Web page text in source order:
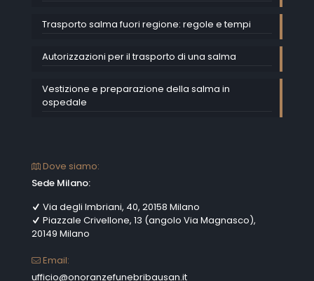
Trasporto salma fuori regione: regole e tempi
Autorizzazioni per il trasporto di una salma
Vestizione e preparazione della salma in
ospedale
Dove siamo:
Sede Milano:
Via degli Imbriani, 40, 20158 Milano
Piazzale Crivellone, 13 (angolo Via Magnasco),
20149 Milano
Email:
ufficio@onoranzefunebribausan.it